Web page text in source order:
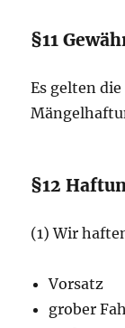
§11
Es gelten
§12
(1) Wir
Vorsatz
grober